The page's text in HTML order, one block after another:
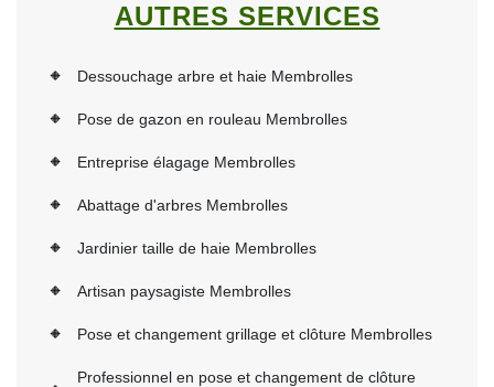
AUTRES SERVICES
Dessouchage arbre et haie Membrolles
Pose de gazon en rouleau Membrolles
Entreprise élagage Membrolles
Abattage d'arbres Membrolles
Jardinier taille de haie Membrolles
Artisan paysagiste Membrolles
Pose et changement grillage et clôture Membrolles
Professionnel en pose et changement de clôture